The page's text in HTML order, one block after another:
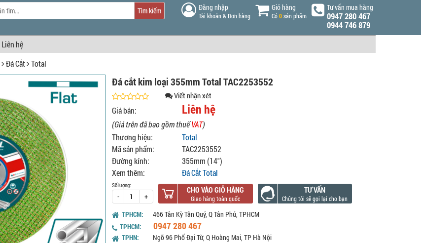
Tìm kiếm Đăng nhập
Tài khoản & Đơn hàng
Giỏ hàng
Có0sản phẩm
Tư vấn mua hàng
0947 280 467
0944 746 879
Liên hệ
Đá Cắt Total
Đá cắt kim loại 355mm Total TAC2253552
Viết nhận xét
Giá bán: Liên hệ
(Giá trên đã bao gồm thuếVAT)
Thương hiệu:
Total
Mã sản phẩm:
TAC2253552
Đường kính:
355mm (14")
Xem thêm:
Đá Cắt Total
Số lượng:
- +
CHO VÀO GIỎ HÀNG TƯ VẤN
TPHCM:
466 Tân Kỳ Tân Quý, Q Tân Phú, TPHCM
TPHCM:
0947 280 467
TPHN:
Ngõ 96 Phố Đại Từ, Q Hoàng Mai, TP Hà Nội